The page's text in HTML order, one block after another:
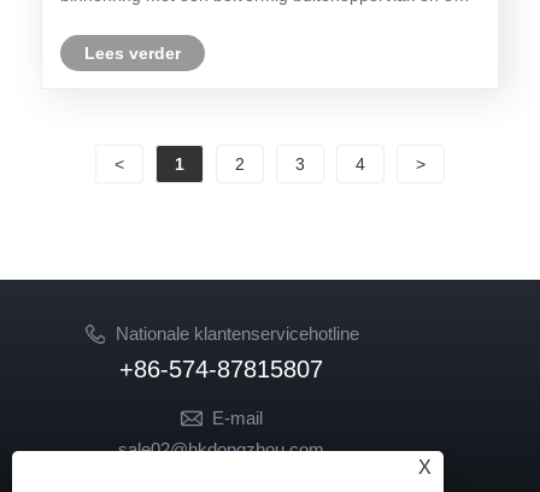
kan grotere belastingen dragen.
Lees verder
< 1 2 3 4 >
Nationale klantenservicehotline
+86-574-87815807
E-mail
sale02@hkdongzhou.com
X